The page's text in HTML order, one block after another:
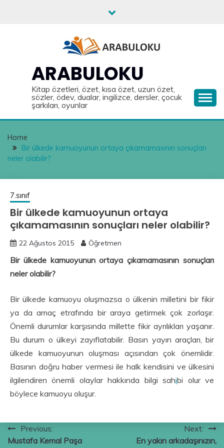
ARABULOKU
Kitap özetleri, özet, kısa özet, uzun özet,
sözler, ödev, dualar, ingilizce, dersler, çocuk
şarkıları, oyunlar
Home
Bir ülkede kamuoyunun ortaya çıkamamasının sonuçları
neler olabilir?
7.sınıf
Bir ülkede kamuoyunun ortaya
çıkamamasının sonuçları neler olabilir?
22 Ağustos 2015 Öğretmen
Bir ülkede kamuoyunun ortaya çıkamamasının sonuçları
neler olabilir?
Bir ülkede kamuoyu oluşmazsa o ülkenin milletini bir fikir
ya da amaç etrafında bir araya getirmek çok zorlaşır.
Önemli durumlar karşısında millette fikir ayrılıkları yaşanır.
Bu durum o ülkeyi zayıflatabilir. Basın yayın araçları, bir
ülkede kamuoyunun oluşması açısından çok önemlidir.
Basının doğru haber vermesi ile halk kendisini ve ülkesini
ilgilendiren önemli olaylar hakkında bilgi sahibi olur ve
böylece kamuoyu oluşur.
YazıPrevious:
Mustafa Kemal Paşa
Next:
En yakın arkadaşınızın,